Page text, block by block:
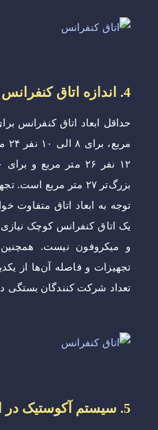
4. اندازه اتاق کنفرانس:
بزرگ‌تر ۲۷ متر مربع
توجه به ابعاد اتاق متفاوت
یک اتاق کنفرانس کوچک نیازی
و میکروفون نیست.
تجهیزات و فاصله آن‌ها از
تعداد شرکت کنندگان بستگی
5. سیستم آکوستیک در اتاق کنفرانس: